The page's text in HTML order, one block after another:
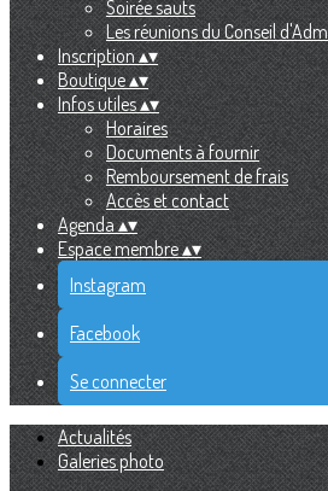
Soirée sauts
Les réunions du Conseil
Inscription▴▾
Boutique▴▾
Infos utiles▴▾
Horaires
Documents à fournir
Remboursement de frais
Accès et contact
Agenda▴▾
Espace membre▴▾
Instagram
Facebook
Se connecter
Actualités
Galeries photo